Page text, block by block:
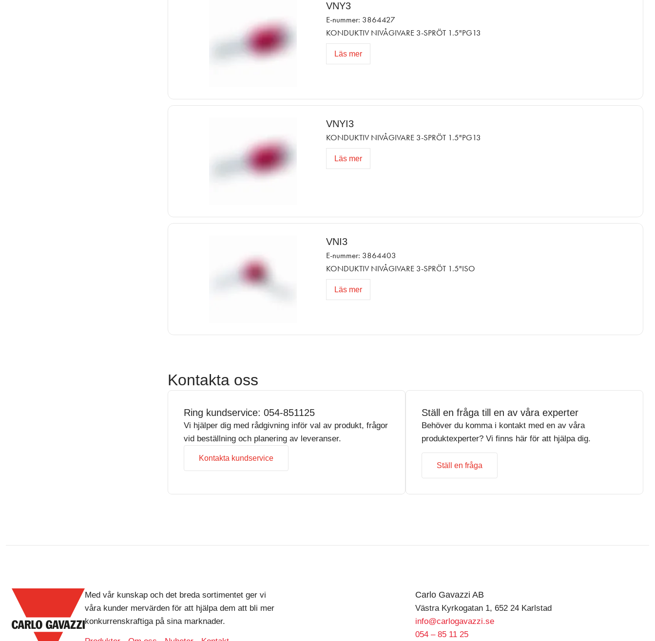
VNY3
E-nummer: 3864427
KONDUKTIV NIVÅGIVARE 3-SPRÖT 1.5"PG13
Läs mer
VNYI3
KONDUKTIV NIVÅGIVARE 3-SPRÖT 1.5"PG13
Läs mer
VNI3
E-nummer: 3864403
KONDUKTIV NIVÅGIVARE 3-SPRÖT 1.5"ISO
Läs mer
Kontakta oss
Ring kundservice: 054-851125
Vi hjälper dig med rådgivning inför val av produkt, frågor
vid beställning och planering av leveranser.
Kontakta kundservice
Ställ en fråga till en av våra experter
Behöver du komma i kontakt med en av våra
produktexperter? Vi finns här för att hjälpa dig.
Ställ en fråga
Med vår kunskap och det breda sortimentet ger vi
våra kunder mervärden för att hjälpa dem att bli mer
konkurrenskraftiga på sina marknader.
Carlo Gavazzi AB
Västra Kyrkogatan 1, 652 24 Karlstad
info@carlogavazzi.se
054 – 85 11 25